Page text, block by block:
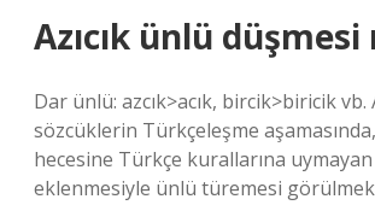
Azıcık ünlü düşmesi
Dar ünlü: azcık>acık, bircik>biricik vb.
sözcüklerin Türkçeleşme
hecesine Türkçe kurallarına
eklenmesiyle ünlü türemesi